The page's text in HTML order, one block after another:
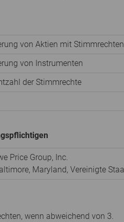
von Aktien mit Stimmrechten
von Instrumenten
der Stimmrechte
Price Group, Inc.
Maryland, Vereinigte
wenn abweichend von 3.